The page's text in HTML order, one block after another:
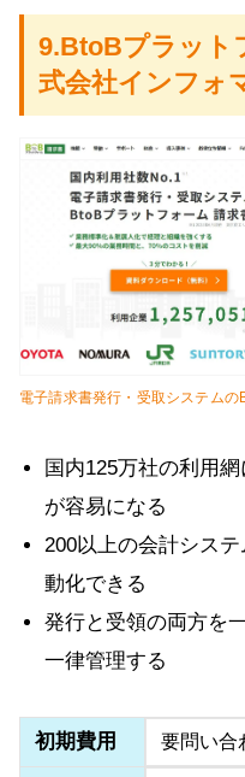
9.BtoBプラット
式会社インフォ
電子請求書発行・受取システム
国内125万社の利用
が容易になる
200以上の会計シス
動化できる
発行と受領の両方を
一律管理する
初期費用 要問い合